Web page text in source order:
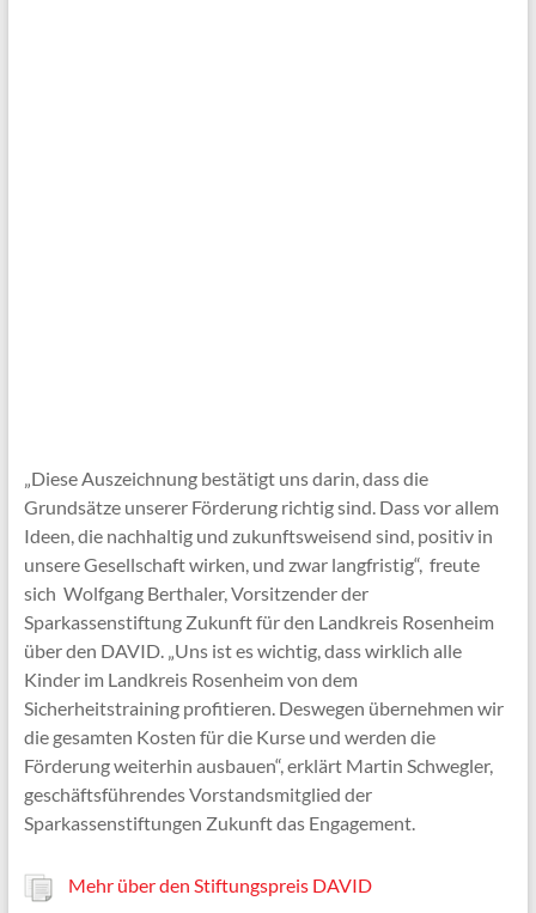
„Diese Auszeichnung bestätigt uns darin, dass die
Grundsätze unserer Förderung richtig sind. Dass vor allem
Ideen, die nachhaltig und zukunftsweisend sind, positiv in
unsere Gesellschaft wirken, und zwar langfristig“, freute
sich Wolfgang Berthaler, Vorsitzender der
Sparkassenstiftung Zukunft für den Landkreis Rosenheim
über den DAVID. „Uns ist es wichtig, dass wirklich alle
Kinder im Landkreis Rosenheim von dem
Sicherheitstraining profitieren. Deswegen übernehmen wir
die gesamten Kosten für die Kurse und werden die
Förderung weiterhin ausbauen“, erklärt Martin Schwegler,
geschäftsführendes Vorstandsmitglied der
Sparkassenstiftungen Zukunft das Engagement.
Mehr über den Stiftungspreis DAVID